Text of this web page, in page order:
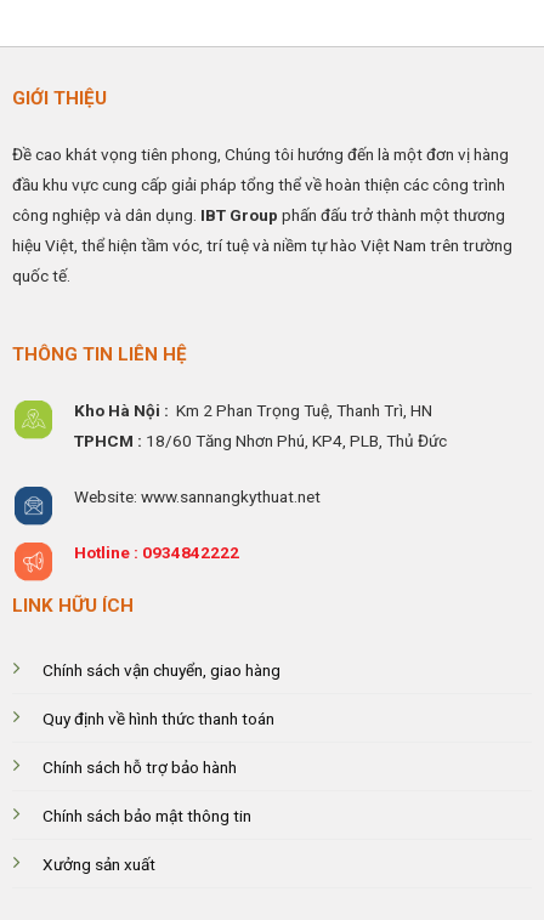
GIỚI THIỆU
Đề cao khát vọng tiên phong, Chúng tôi hướng đến là một đơn vị hàng
đầu khu vực cung cấp giải pháp tổng thể về hoàn thiện các công trình
công nghiệp và dân dụng. IBT Group phấn đấu trở thành một thương
hiệu Việt, thể hiện tầm vóc, trí tuệ và niềm tự hào Việt Nam trên trường
quốc tế.
THÔNG TIN LIÊN HỆ
Kho Hà Nội : Km 2 Phan Trọng Tuệ, Thanh Trì, HN
TPHCM : 18/60 Tăng Nhơn Phú, KP4, PLB, Thủ Đức
Website: www.sannangkythuat.net
Hotline : 0934842222
LINK HỮU ÍCH
Chính sách vận chuyển, giao hàng
Quy định về hình thức thanh toán
Chính sách hỗ trợ bảo hành
Chính sách bảo mật thông tin
Xưởng sản xuất